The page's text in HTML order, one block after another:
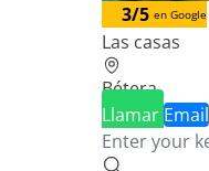
3/5 en Google
Las casas
Bétera
Llamar Email